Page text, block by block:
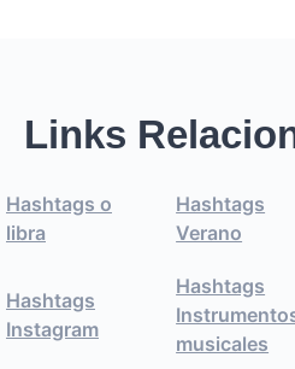
Links
Hashtags o
libra
Hashtags
Verano
Hashtags
Instagram
Hashtags
musicales